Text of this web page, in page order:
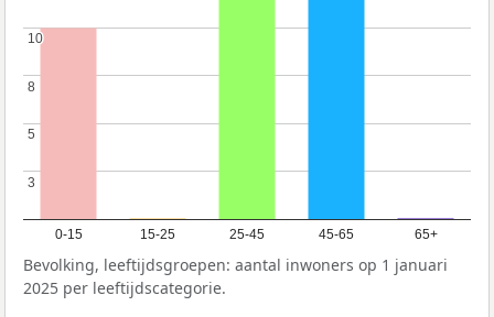
0-15 15-25 25-45 45-65 65+
3
3
5
5
8
8
10
10
Bevolking, leeftijdsgroepen: aantal inwoners op 1 januari
2025 per leeftijdscategorie.